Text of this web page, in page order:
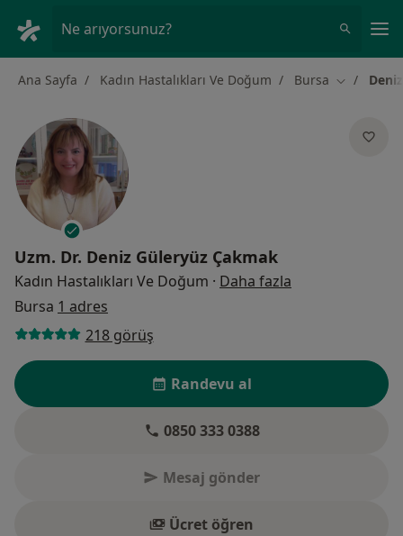
Ne arıyorsunuz?
Ana Sayfa Kadın Hastalıkları Ve Doğum Bursa Şehir
Uzm. Dr. Deniz Güleryüz Çakmak
Kadın Hastalıkları Ve Doğum · Daha fazla
Bursa 1 adres
218 görüş
Randevu al
0850 333 0388
Mesaj gönder
Ücret öğren